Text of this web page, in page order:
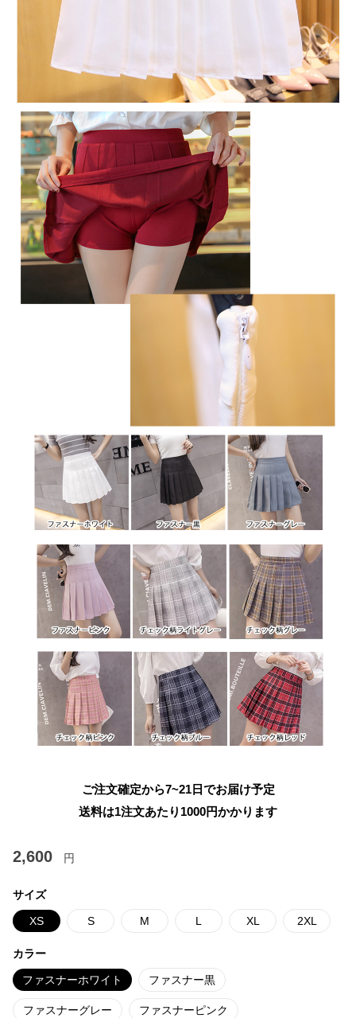
ご注文確定から7~21日でお届け予定
送料は1注文あたり 1000円かかります
2,600 円
サイズ
XS S M L XL 2XL
カラー
ファスナーホワイト ファスナー黒
ファスナーグレー ファスナーピンク